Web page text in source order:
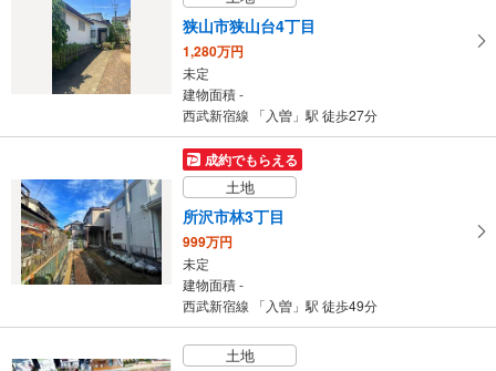
狭山市狭山台4丁目
1,280万円
未定
建物面積 -
西武新宿線 「入曽」駅 徒歩27分
成約でもらえる
土地
所沢市林3丁目
999万円
未定
建物面積 -
西武新宿線 「入曽」駅 徒歩49分
土地